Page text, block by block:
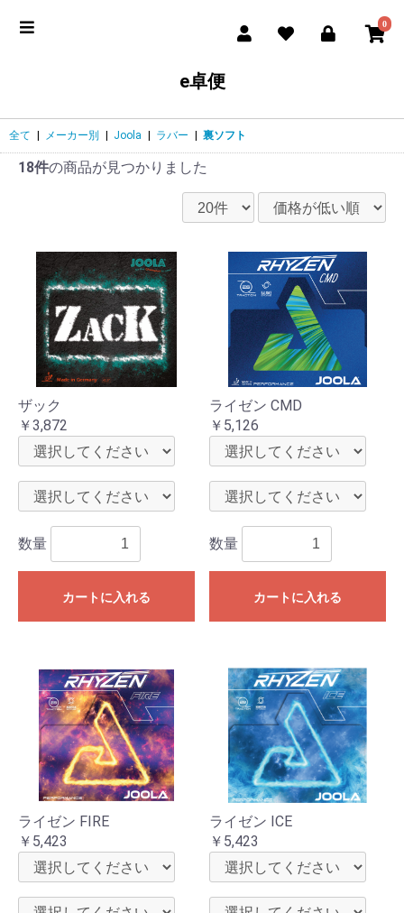
0
e卓便
全て メーカー別 Joola ラバー 裏ソフト
18件の商品が見つかりました
ザック
￥3,872
数量
カートに入れる
ライゼン CMD
￥5,126
数量
カートに入れる
ライゼン FIRE
￥5,423
ライゼン ICE
￥5,423